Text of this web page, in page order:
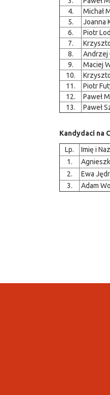
4.
Michał
5.
Joanna
6.
Piotr
7.
8.
Andrzej
9.
Maciej
10.
11.
Piotr
12.
Paweł
13.
Paweł
Kandydaci na
Lp.
Imię i
1.
2.
Ewa
3.
Adam